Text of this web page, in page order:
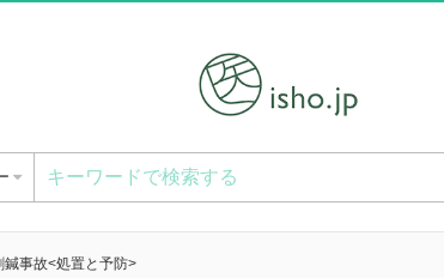
鍼事故<処置と予防>